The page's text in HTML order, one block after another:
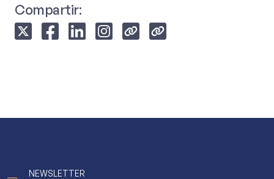
Compartir:
NEWSLETTER